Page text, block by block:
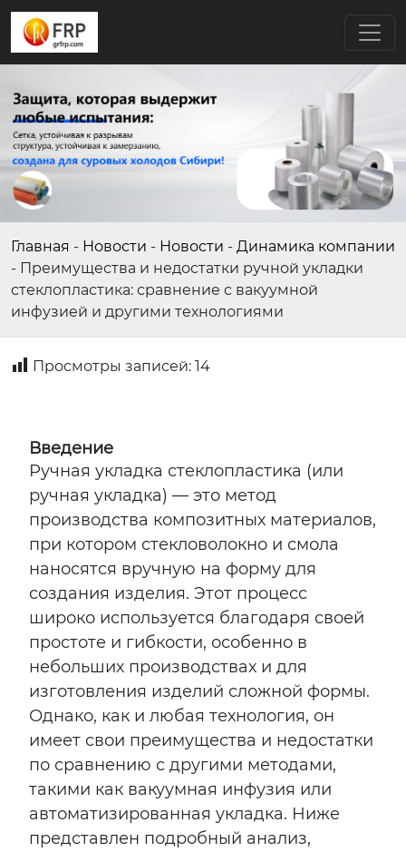
Главная - Новости - Новости - Динамика компании
- Преимущества и недостатки ручной укладки
стеклопластика: сравнение с вакуумной
инфузией и другими технологиями
Просмотры записей: 14
Введение
Ручная укладка стеклопластика (или
ручная укладка) — это метод
производства композитных материалов,
при котором стекловолокно и смола
наносятся вручную на форму для
создания изделия. Этот процесс
широко используется благодаря своей
простоте и гибкости, особенно в
небольших производствах и для
изготовления изделий сложной формы.
Однако, как и любая технология, он
имеет свои преимущества и недостатки
по сравнению с другими методами,
такими как вакуумная инфузия или
автоматизированная укладка. Ниже
представлен подробный анализ,